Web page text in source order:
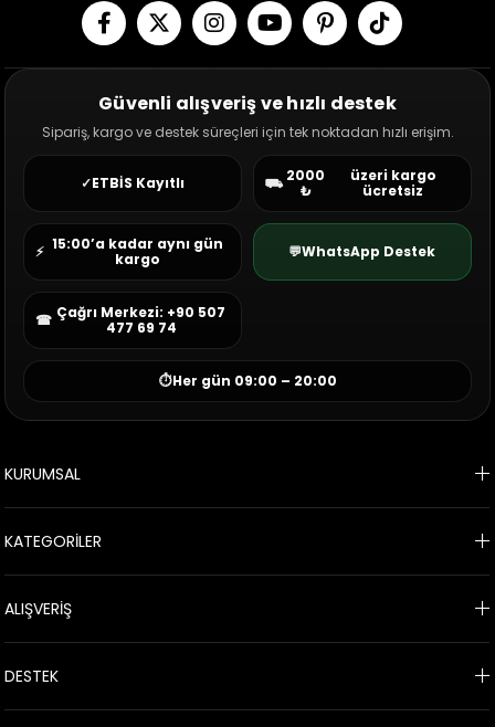
Güvenli alışveriş ve hızlı destek
Sipariş, kargo ve destek süreçleri için tek noktadan hızlı erişim.
✓ETBİS Kayıtlı ⛟2000
₺
üzeri kargo
ücretsiz
⚡ 15:00’a kadar aynı gün
kargo
💬WhatsApp Destek
☎ Çağrı Merkezi: +90 507
477 69 74
⏱Her gün 09:00 – 20:00
KURUMSAL
KATEGORİLER
ALIŞVERİŞ
DESTEK